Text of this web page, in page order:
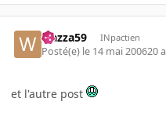
wazza59 INpactien
Posté(e) le 14 mai 200620 a
et l'autre post